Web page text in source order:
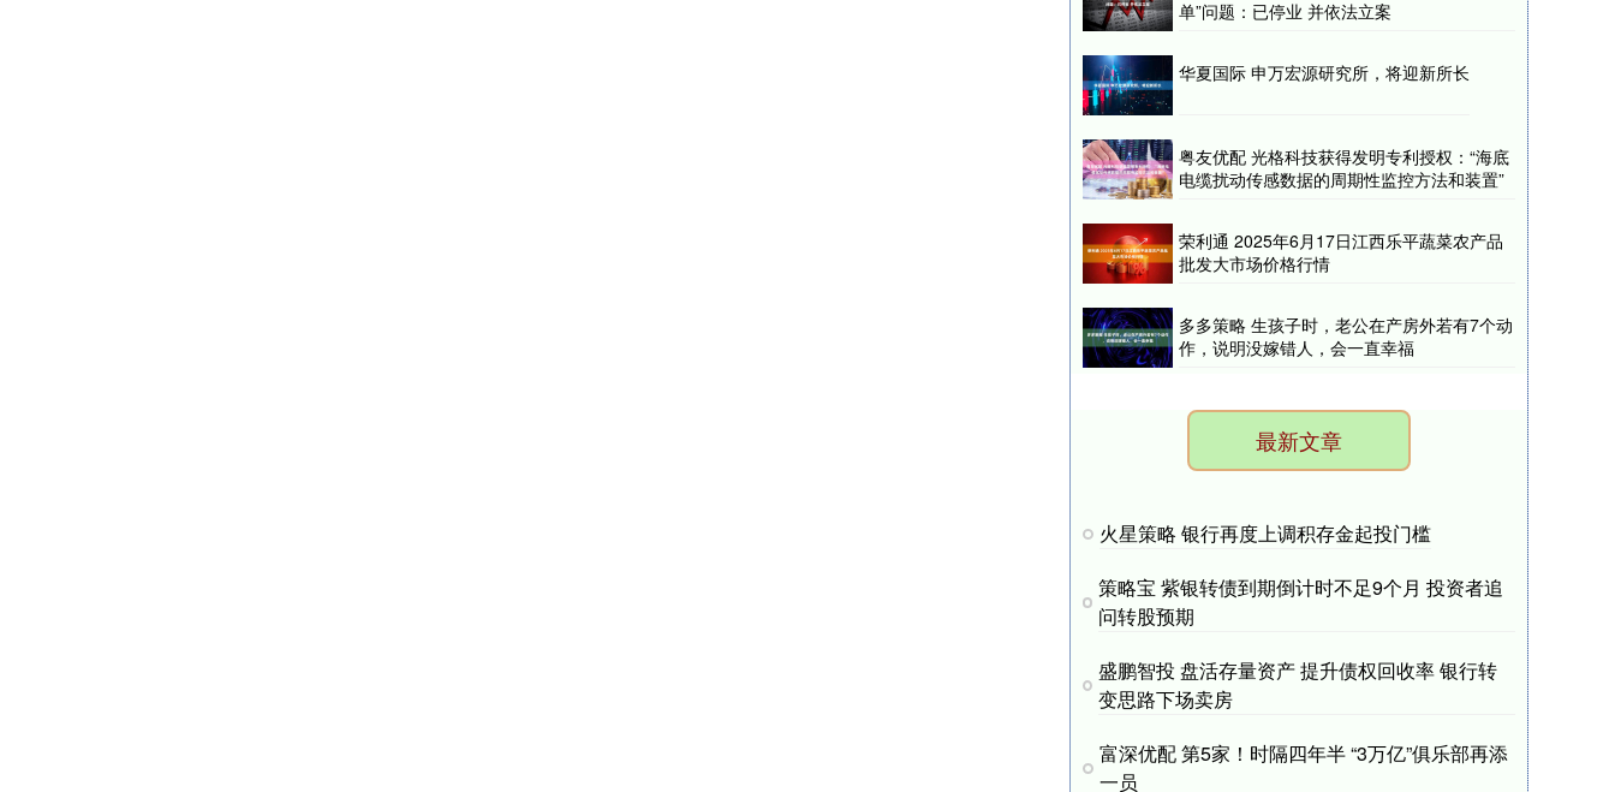
单”问题：已停业 并依法立案
华夏国际 申万宏源研究所，将迎新所长
粤友优配 光格科技获得发明专利授权：“海底
电缆扰动传感数据的周期性监控方法和装置”
荣利通 2025年6月17日江西乐平蔬菜农产品
批发大市场价格行情
多多策略 生孩子时，老公在产房外若有7个动
作，说明没嫁错人，会一直幸福
最新文章
火星策略 银行再度上调积存金起投门槛
策略宝 紫银转债到期倒计时不足9个月 投资者追
问转股预期
盛鹏智投 盘活存量资产 提升债权回收率 银行转
变思路下场卖房
富深优配 第5家！时隔四年半 “3万亿”俱乐部再添
一员